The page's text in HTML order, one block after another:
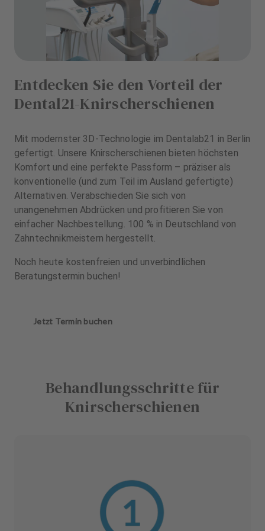
Entdecken Sie den Vorteil der
Dental21-Knirscherschienen
Mit modernster 3D-Technologie im Dentalab21 in Berlin
gefertigt. Unsere Knirscherschienen bieten höchsten
Komfort und eine perfekte Passform – präziser als
konventionelle (und zum Teil im Ausland gefertigte)
Alternativen. Verabschieden Sie sich von
unangenehmen Abdrücken und profitieren Sie von
einfacher Nachbestellung. 100 % in Deutschland von
Zahntechnikmeistern hergestellt.
Noch heute kostenfreien und unverbindlichen
Beratungstermin buchen!
Jetzt Termin buchen
Behandlungsschritte für
Knirscherschienen